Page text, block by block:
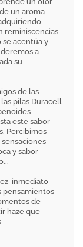
un aroma
reminiscencias
se acentúa y
a
su
de las
pilas Duracell
este sabor
Percibimos
y sabor
inmediato
pensamientos
de
haze que